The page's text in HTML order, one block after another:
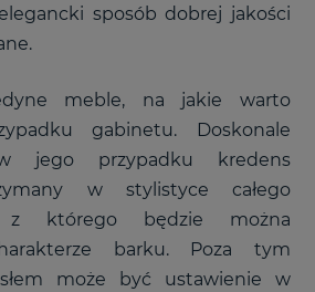
sposób dobrej jakości
meble, na jakie warto
gabinetu. Doskonale
jego przypadku kredens
w stylistyce całego
z którego będzie można
barku. Poza tym
może być ustawienie w